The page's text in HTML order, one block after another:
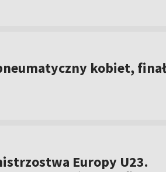
kobiet, finał
Europy U23.